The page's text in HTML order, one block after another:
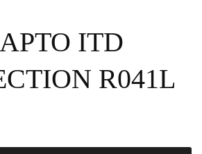
ITD
R041L